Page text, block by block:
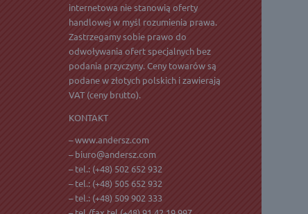
internetowa nie stanowią oferty
handlowej w myśl rozumienia prawa.
Zastrzegamy sobie prawo do
odwoływania ofert specjalnych bez
podania przyczyny. Ceny towarów są
podane w złotych polskich i zawierają
VAT(ceny brutto).
KONTAKT
– www.andersz.com
–biuro@andersz.com
– tel.: (+48) 502 652 932
– tel.: (+48) 505 652 932
– tel.: (+48) 509 902 333